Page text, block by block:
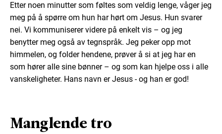
Etter noen minutter som føltes som veldig lenge, våger jeg
meg på å spørre om hun har hørt om Jesus. Hun svarer
nei. Vi kommuniserer videre på enkelt vis – og jeg
benytter meg også av tegnspråk. Jeg peker opp mot
himmelen, og folder hendene, prøver å si at jeg har en
som hører alle sine bønner – og som kan hjelpe oss i alle
vanskeligheter. Hans navn er Jesus - og han er god!
Manglende tro